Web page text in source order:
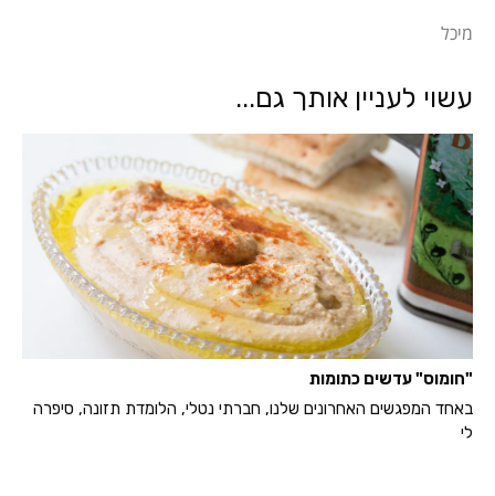
מיכל
עשוי לעניין אותך גם...
"חומוס" עדשים כתומות
באחד המפגשים האחרונים שלנו, חברתי נטלי, הלומדת תזונה, סיפרה
לי